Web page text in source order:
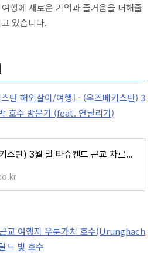
행에 새로운 기억과 즐거움을 더해줄
있습니다.
탄 해외살이/여행] - (우즈베키스탄) 3
호수 방문기 (feat. 연날리기)
(우즈베키스탄) 3월 말 타슈켄트 근교 차르박 호수 방문기 (feat. 연날리기)
교 여행지 우룬가치 호수(Urunghach
드 빛 호수